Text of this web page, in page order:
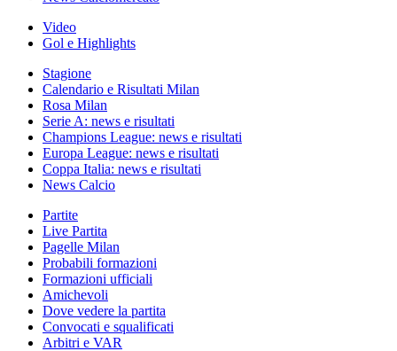
Video
Gol e Highlights
Stagione
Calendario e Risultati Milan
Rosa Milan
Serie A: news e risultati
Champions League: news e risultati
Europa League: news e risultati
Coppa Italia: news e risultati
News Calcio
Partite
Live Partita
Pagelle Milan
Probabili formazioni
Formazioni ufficiali
Amichevoli
Dove vedere la partita
Convocati e squalificati
Arbitri e VAR